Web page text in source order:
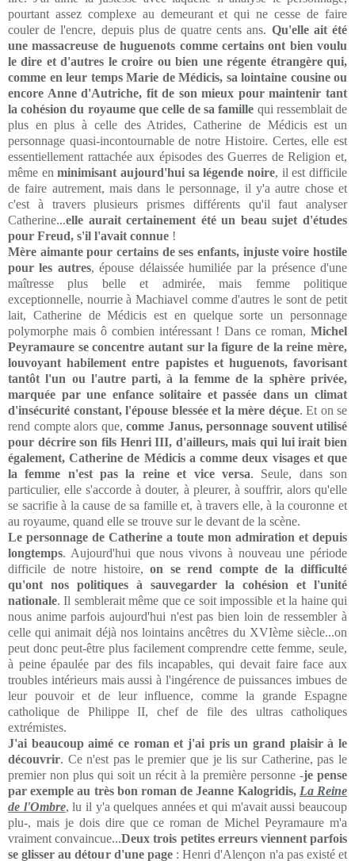
pourtant assez complexe au demeurant et qui ne cesse de faire
couler de l'encre, depuis plus de quatre cents ans. Qu'elle ait été
une massacreuse de huguenots comme certains ont bien voulu
le dire et d'autres le croire ou bien une régente étrangère qui,
comme en leur temps Marie de Médicis, sa lointaine cousine ou
encore Anne d'Autriche, fit de son mieux pour maintenir tant
la cohésion du royaume que celle de sa famille qui ressemblait de
plus en plus à celle des Atrides, Catherine de Médicis est un
personnage quasi-incontournable de notre Histoire. Certes, elle est
essentiellement rattachée aux épisodes des Guerres de Religion et,
même enminimisant aujourd'hui sa légende noire, il est difficile
de faire autrement, mais dans le personnage, il y'a autre chose et
c'est à travers plusieurs prismes différents qu'il faut analyser
Catherine...elle aurait certainement été un beau sujet d'études
pour Freud, s'il l'avait connue !
Mère aimante pour certains de ses enfants, injuste voire hostile
pour les autres, épouse délaissée humiliée par la présence d'une
maîtresse plus belle et admirée, mais femme politique
exceptionnelle, nourrie à Machiavel comme d'autres le sont de petit
lait, Catherine de Médicis est en quelque sorte un personnage
polymorphe mais ô combien intéressant ! Dans ce roman, Michel
Peyramaure se concentre autant sur la figure de la reine mère,
louvoyant habilement entre papistes et huguenots, favorisant
tantôt l'un ou l'autre parti, à la femme de la sphère privée,
marquée par une enfance solitaire et passée dans un climat
d'insécurité constant, l'épouse blessée et la mère déçue. Et on se
rend compte alors que, comme Janus, personnage souvent utilisé
pour décrire son fils Henri III, d'ailleurs, mais qui lui irait bien
également, Catherine de Médicis a comme deux visages et que
la femme n'est pas la reine et vice versa. Seule, dans son
particulier, elle s'accorde à douter, à pleurer, à souffrir, alors qu'elle
se sacrifie à la cause de sa famille et, à travers elle, à la couronne et
au royaume, quand elle se trouve sur le devant de la scène.
Le personnage de Catherine a toute mon admiration et depuis
longtemps. Aujourd'hui que nous vivons à nouveau une période
difficile de notre histoire, on se rend compte de la difficulté
qu'ont nos politiques à sauvegarder la cohésion et l'unité
nationale. Il semblerait même que ce soit impossible et la haine qui
nous anime parfois aujourd'hui n'est pas bien loin de ressembler à
celle qui animait déjà nos lointains ancêtres du XVIème siècle...on
peut donc peut-être plus facilement comprendre cette femme, seule,
à peine épaulée par des fils incapables, qui devait faire face aux
troubles intérieurs mais aussi à l'ingérence de puissances imbues de
leur pouvoir et de leur influence, comme la grande Espagne
catholique de Philippe II, chef de file des ultras catholiques
extrémistes.
J'ai beaucoup aimé ce roman et j'ai pris un grand plaisir à le
découvrir. Ce n'est pas le premier que je lis sur Catherine, pas le
premier non plus qui soit un récit à la première personne -je pense
par exemple au très bon roman de Jeanne Kalogridis, La Reine
de l'Ombre, lu il y'a quelques années et qui m'avait aussi beaucoup
plu-, mais je dois dire que ce roman de Michel Peyramaure m'a
vraiment convaincue...Deux trois petites erreurs viennent parfois
se glisser au détour d'une page: Henri d'Alençon n'a pas existé et